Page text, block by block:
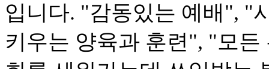
입니다. "감동있는 예배", "
키우는 양육과 훈련", "모